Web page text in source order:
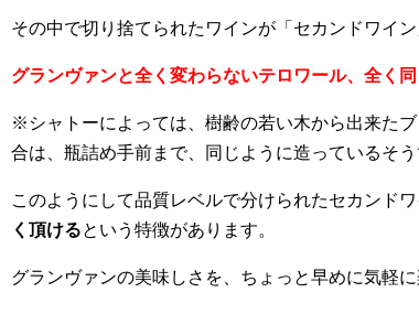
その中で切り捨てられたワインが「セカンドワイ
グランヴァンと全く変わらないテロワール、全く
※シャトーによっては、樹齢の若い木から出来た
合は、瓶詰め手前まで、同じように造っているそう
このようにして品質レベルで分けられたセカンド
く頂けるという特徴があります。
グランヴァンの美味しさを、ちょっと早めに気軽